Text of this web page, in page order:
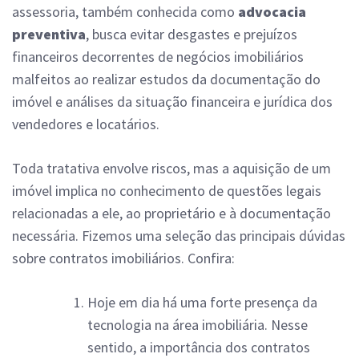
assessoria, também conhecida como advocacia
preventiva, busca evitar desgastes e prejuízos
financeiros decorrentes de negócios imobiliários
malfeitos ao realizar estudos da documentação do
imóvel e análises da situação financeira e jurídica dos
vendedores e locatários.
Toda tratativa envolve riscos, mas a aquisição de um
imóvel implica no conhecimento de questões legais
relacionadas a ele, ao proprietário e à documentação
necessária. Fizemos uma seleção das principais dúvidas
sobre contratos imobiliários. Confira:
Hoje em dia há uma forte presença da
tecnologia na área imobiliária. Nesse
sentido, a importância dos contratos